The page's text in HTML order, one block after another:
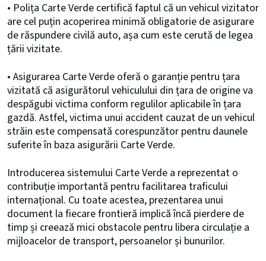
• Polița Carte Verde certifică faptul că un vehicul vizitator
are cel puțin acoperirea minimă obligatorie de asigurare
de răspundere civilă auto, așa cum este cerută de legea
țării vizitate.
• Asigurarea Carte Verde oferă o garanție pentru țara
vizitată că asigurătorul vehiculului din țara de origine va
despăgubi victima conform regulilor aplicabile în țara
gazdă. Astfel, victima unui accident cauzat de un vehicul
străin este compensată corespunzător pentru daunele
suferite în baza asigurării Carte Verde.
Introducerea sistemului Carte Verde a reprezentat o
contribuție importantă pentru facilitarea traficului
internațional. Cu toate acestea, prezentarea unui
document la fiecare frontieră implică încă pierdere de
timp și creează mici obstacole pentru libera circulație a
mijloacelor de transport, persoanelor și bunurilor.